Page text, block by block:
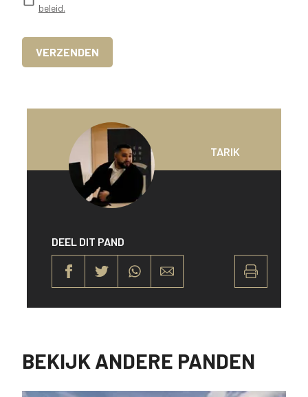
TARIK
DEEL DIT PAND
beleid.
VERZENDEN
BEKIJK ANDERE PANDEN